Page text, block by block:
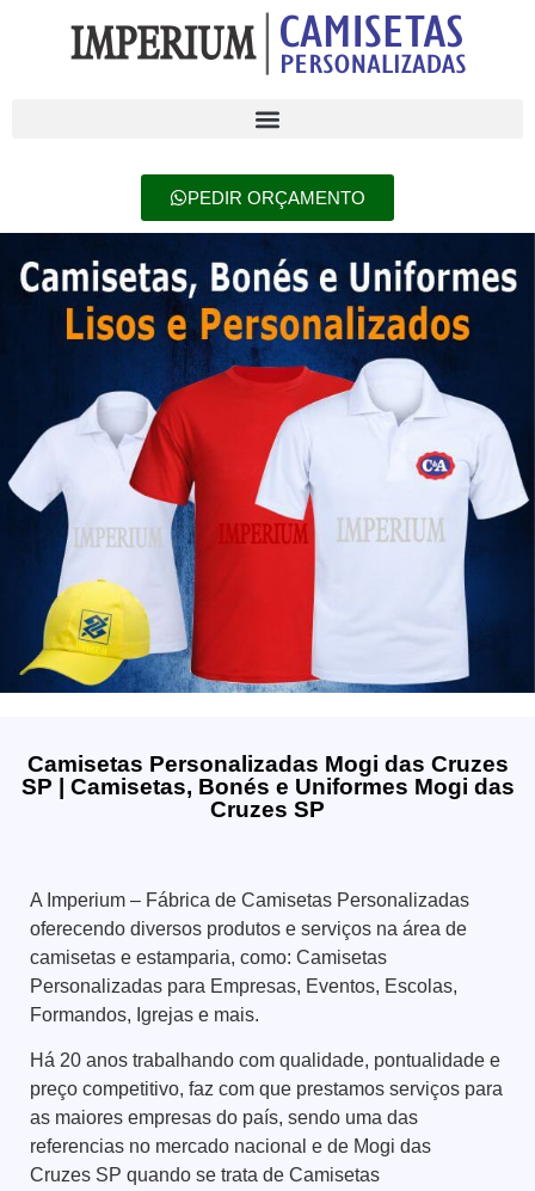
PEDIR ORÇAMENTO
Camisetas Personalizadas Mogi das Cruzes
SP | Camisetas, Bonés e Uniformes Mogi das
Cruzes SP
A Imperium – Fábrica de Camisetas Personalizadas
oferecendo diversos produtos e serviços na área de
camisetas e estamparia, como: Camisetas
Personalizadas para Empresas, Eventos, Escolas,
Formandos, Igrejas e mais.
Há 20 anos trabalhando com qualidade, pontualidade e
preço competitivo, faz com que prestamos serviços para
as maiores empresas do país, sendo uma das
referencias no mercado nacional e de Mogi das
Cruzes SP quando se trata de Camisetas